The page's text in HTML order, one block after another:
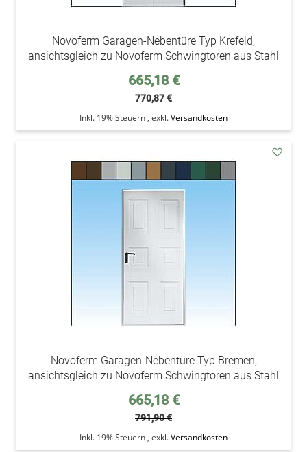
Novoferm Garagen-Nebentüre Typ Krefeld,
ansichtsgleich zu Novoferm Schwingtoren aus Stahl
Sonderpreis
665,18 €
770,87 €
Inkl. 19% Steuern , exkl.Versandkosten
Novoferm Garagen-Nebentüre Typ Bremen,
ansichtsgleich zu Novoferm Schwingtoren aus Stahl
Sonderpreis
665,18 €
791,90 €
Inkl. 19% Steuern , exkl.Versandkosten